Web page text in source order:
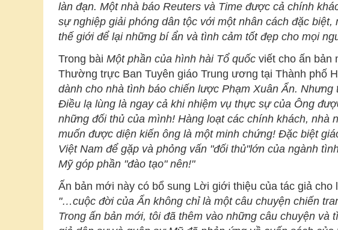
làn đạn. Một nhà báo Reuters và Time được cả chính
sự nghiệp giải phóng dân tộc với một nhân cách đặc
thế giới để lại những bí ẩn và tình cảm tốt đẹp cho mọi
Trong bài Một phần của hình hài Tổ quốc viết cho ấn bản
Thường trực Ban Tuyên giáo Trung ương tại Thành phố
dành cho nhà tình báo chiến lược Phạm Xuân Ẩn.
Điều lạ lùng là ngay cả khi nhiệm vụ thực sự của Ông
những đối thủ của mình! Hàng loạt các chính khách,
muốn được diện kiến ông là một minh chứng! Đặc biệt
Việt Nam để gặp và phỏng vấn "đối thủ"lớn của ngành
Mỹ góp phần "đào tạo" nên!"
Ấn bản mới này có bổ sung Lời giới thiệu của tác giả
"…cuộc đời của Ẩn không chỉ là một câu chuyện chiến
Trong ấn bản mới, tôi đã thêm vào những câu chuyện